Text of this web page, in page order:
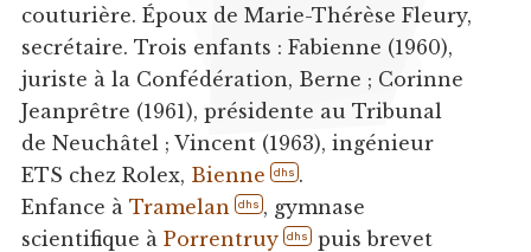
couturière. Époux de Marie-Thérèse Fleury,
secrétaire. Trois enfants : Fabienne (1960),
juriste à la Confédération, Berne ; Corinne
Jeanprêtre (1961), présidente au Tribunal
de Neuchâtel ; Vincent (1963), ingénieur
ETS chez Rolex, Bienne dhs .
Enfance à Tramelan dhs , gymnase
scientifique à Porrentruy dhs puis brevet